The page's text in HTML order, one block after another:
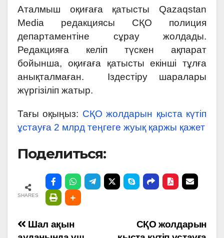
Аталмыш оқиғаға қатысты Qazaqstan
Media редакциясы СҚО полиция
департаментіне сұрау жолдады.
Редакцияға келіп түскен ақпарат
бойынша, оқиғаға қатысты екінші тұлға
анықталмаған. Іздестіру шаралары
жүргізіліп жатыр.
Тағы оқыңыз: СҚО жолдарын қыста күтіп
ұстауға 2 млрд теңгеге жуық қаржы қажет
Поделиться:
SHARES
Навигация
СҚО жолдарын
Шал ақын